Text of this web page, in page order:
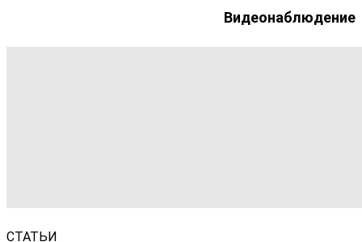
Видеонаблюдение
СТАТЬИ